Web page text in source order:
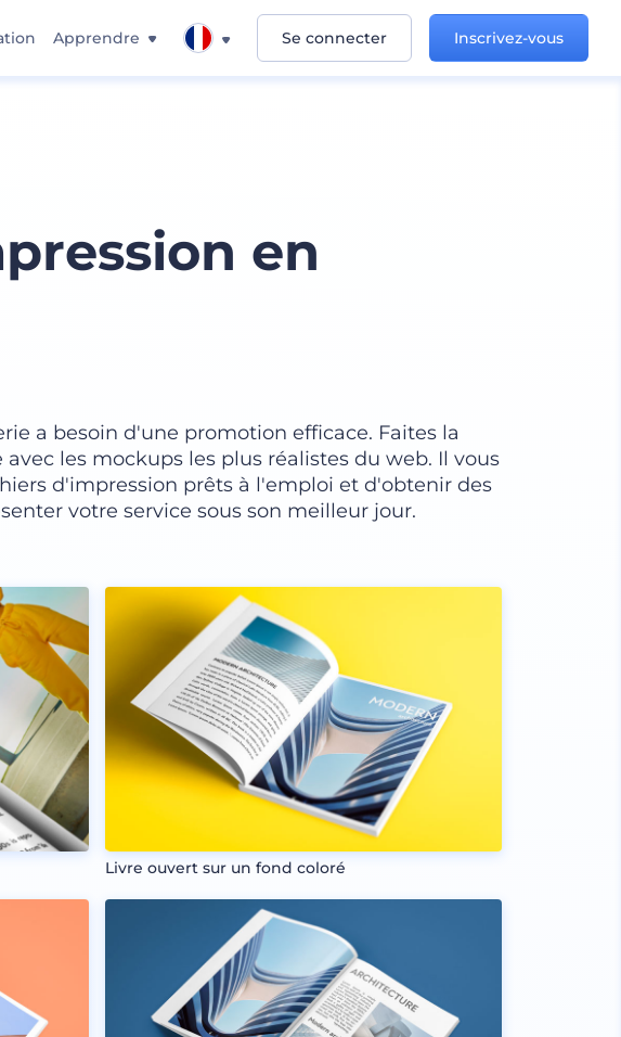
Apprendre Se connecter Inscrivez-vous
en
a besoin d'une promotion efficace. Faites la
les mockups les plus réalistes du web. Il vous
d'impression prêts à l'emploi et d'obtenir des
votre service sous son meilleur jour.
Livre ouvert sur un fond coloré